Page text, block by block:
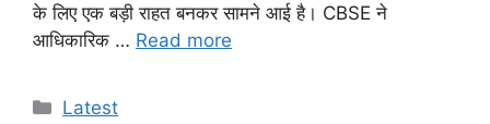
के लिए एक बड़ी राहत बनकर सामने आई है। CBSE ने
आधिकारिक … Read more
Categories
Latest